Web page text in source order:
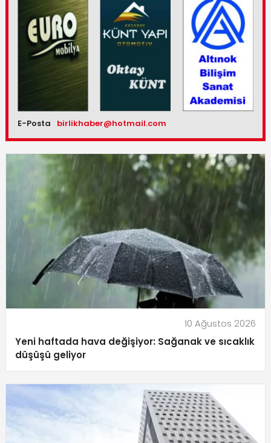
E-Posta birlikhaber@hotmail.com
10 Ağustos 2026
Yeni haftada hava değişiyor: Sağanak ve sıcaklık
düşüşü geliyor